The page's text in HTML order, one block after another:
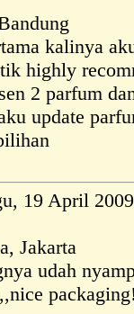
kalinya
highly
2 parfum
update
19 April 2009
Jakarta
udah